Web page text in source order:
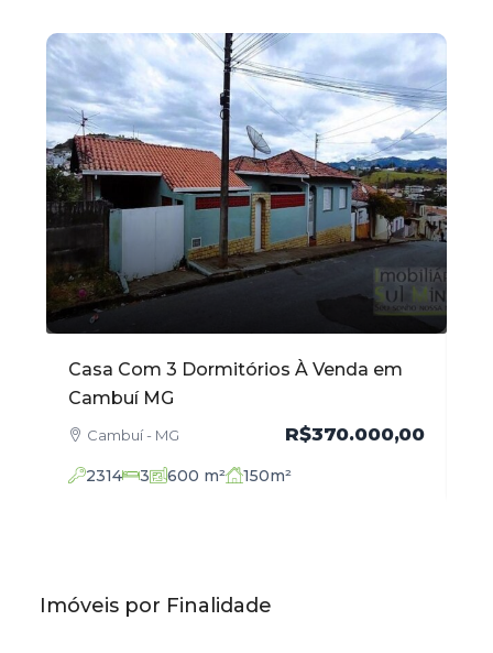
Casa Com 3 Dormitórios À Venda em
Cambuí MG
Cambuí - MG R$370.000,00
2314 3 600 m² 150m²
Imóveis por Finalidade